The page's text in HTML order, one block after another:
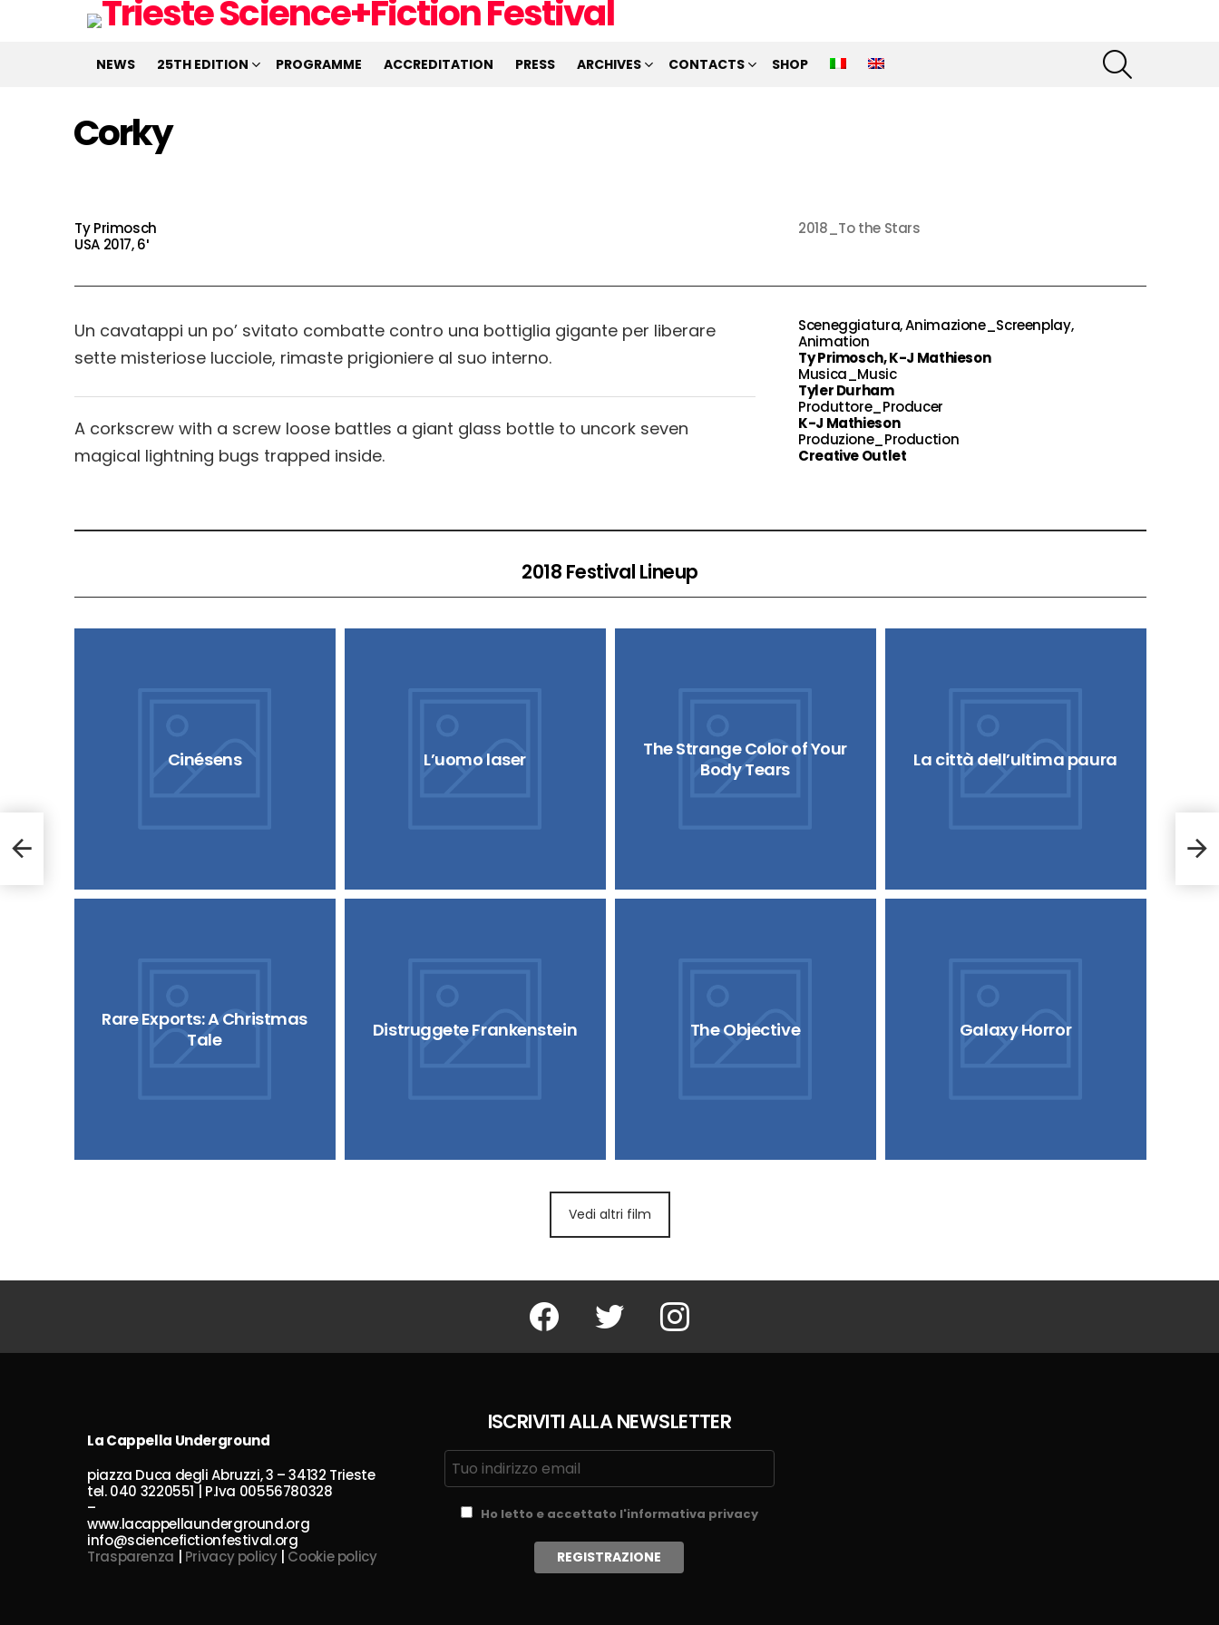
NEWS 25TH EDITION PROGRAMME ACCREDITATION PRESS ARCHIVES CONTACTS SHOP
Corky
Ty Primosch
USA 2017, 6′
2018_To the Stars
Un cavatappi un po’ svitato combatte contro una bottiglia gigante per liberare
sette misteriose lucciole, rimaste prigioniere al suo interno.
A corkscrew with a screw loose battles a giant glass bottle to uncork seven
magical lightning bugs trapped inside.
Sceneggiatura, Animazione_Screenplay,
Animation
Ty Primosch, K-J Mathieson
Musica_Music
Tyler Durham
Produttore_Producer
K-J Mathieson
Produzione_Production
Creative Outlet
2018 Festival Lineup
Cinésens L’uomo laser
The Strange Color of Your
Body Tears
La città dell’ultima paura
Rare Exports: A Christmas
Tale
Distruggete Frankenstein The Objective Galaxy Horror
Vedi altri film
Facebook Twitter Instagram
La Cappella Underground
piazza Duca degli Abruzzi, 3 – 34132 Trieste
tel. 040 3220551 | P.Iva 00556780328
–
www.lacappellaunderground.org
info@sciencefictionfestival.org
Trasparenza | Privacy policy| Cookie policy
ISCRIVITI ALLA NEWSLETTER
Ho letto e accettato l'informativa privacy